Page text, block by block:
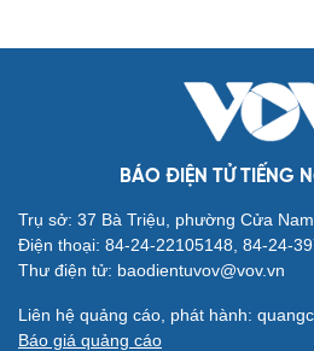
BÁO ĐIỆN TỬ TIẾNG
Trụ sở: 37 Bà Triệu, phường Cửa
Điện thoại: 84-24-22105148, 84-24-
Thư điện tử: baodientuvov@vov.vn
Liên hệ quảng cáo, phát hành:
Báo giá quảng cáo